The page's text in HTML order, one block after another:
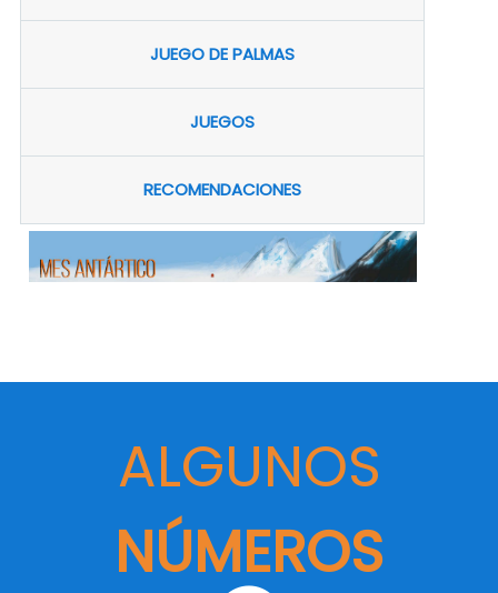
JUEGO DE PALMAS
JUEGOS
RECOMENDACIONES
ALGUNOS
NÚMEROS